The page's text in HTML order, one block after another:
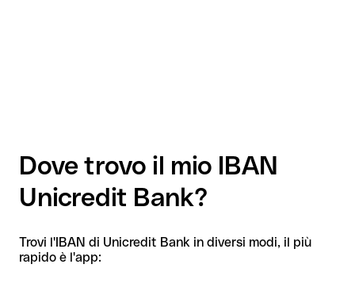
Dove trovo il mio IBAN
Unicredit Bank?
Trovi l'IBAN di Unicredit Bank in diversi modi, il più
rapido è l'app: